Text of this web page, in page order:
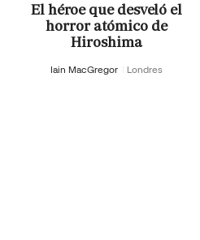
El héroe que desveló el
horror atómico de
Hiroshima
Iain MacGregor Londres